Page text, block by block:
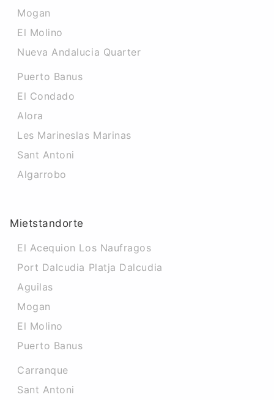
Mogan
El Molino
Nueva Andalucia Quarter
Puerto Banus
El Condado
Alora
Les Marineslas Marinas
Sant Antoni
Algarrobo
Mietstandorte
El Acequion Los Naufragos
Port Dalcudia Platja Dalcudia
Aguilas
Mogan
El Molino
Puerto Banus
Carranque
Sant Antoni